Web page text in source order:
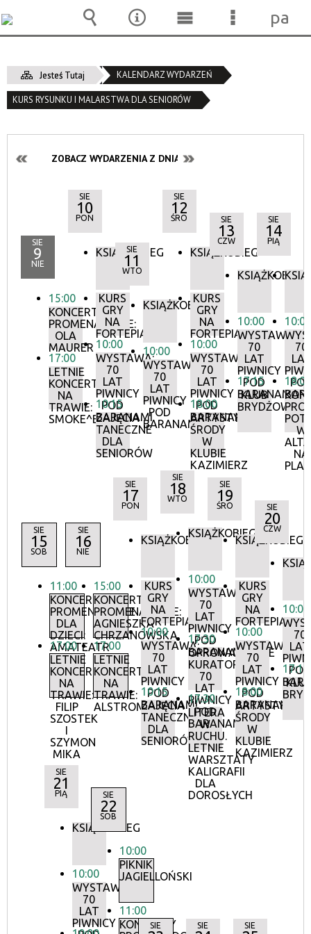
Jesteś Tutaj KALENDARZ WYDARZEŃ
KURS RYSUNKU I MALARSTWA DLA SENIORÓW
ZOBACZ WYDARZENIA Z DNIA:
SIE
9
NIE
15:00
KONCERTY
PROMENADOWE:
OLA
MAURER
17:00
LETNIE
KONCERTY
NA
TRAWIE:
SMOKE^BLUES
SIE
10
PON
KSIĄŻKOBIEG
KURS
GRY
NA
FORTEPIANIE
10:00
WYSTAWA:
70
LAT
PIWNICY
POD
BARANAMI
10:15
ZAJĘCIA
TANECZNE
DLA
SENIORÓW
SIE
11
WTO
KSIĄŻKOBIEG
10:00
WYSTAWA:
70
LAT
PIWNICY
POD
BARANAMI
SIE
12
ŚRO
KSIĄŻKOBIEG
KURS
GRY
NA
FORTEPIANIE
10:00
WYSTAWA:
70
LAT
PIWNICY
POD
BARANAMI
18:00
ARTYSTYCZNE
ŚRODY
W
KLUBIE
KAZIMIERZ
SIE
13
CZW
KSIĄŻKOBIEG
10:00
WYSTAWA:
70
LAT
PIWNICY
POD
BARANAMI
17:15
KLUB
BRYDŻOWY
SIE
14
PIĄ
10:00
70
LAT
18:00
W
NA
SIE
15
SOB
11:00
KONCERTY
PROMENADOWE
DLA
DZIECI:
AMATEATR
17:00
LETNIE
KONCERTY
NA
TRAWIE:
FILIP
SZOSTEK
I
SZYMON
MIKA
SIE
16
NIE
15:00
KONCERTY
PROMENADOWE:
AGNIESZKA
CHRZANOWSKA
17:00
LETNIE
KONCERTY
NA
TRAWIE:
ALSTROMERIE
SIE
17
PON
KSIĄŻKOBIEG
KURS
GRY
NA
FORTEPIANIE
10:00
WYSTAWA:
70
LAT
PIWNICY
POD
BARANAMI
10:15
ZAJĘCIA
TANECZNE
DLA
SENIORÓW
SIE
18
WTO
KSIĄŻKOBIEG
10:00
WYSTAWA:
70
LAT
PIWNICY
POD
BARANAMI
17:30
OPROWADZANIE
KURATORSKIE:
70
LAT
PIWNICY
POD
BARANAMI
17:30
LITERA
W
RUCHU.
LETNIE
WARSZTATY
KALIGRAFII
DLA
DOROSŁYCH
SIE
19
ŚRO
KSIĄŻKOBIEG
KURS
GRY
NA
FORTEPIANIE
10:00
WYSTAWA:
70
LAT
PIWNICY
POD
BARANAMI
18:00
ŚRODY
W
KLUBIE
KAZIMIERZ
SIE
20
CZW
10:00
70
LAT
POD
17:15
SIE
21
PIĄ
KSIĄŻKOBIEG
10:00
WYSTAWA:
70
LAT
PIWNICY
SIE
22
SOB
10:00
PIKNIK
JAGIELLOŃSKI
11:00
KONCERTY
SIE SIE SIE
Wyszukiwarka
Narzędzia
MenuMenu